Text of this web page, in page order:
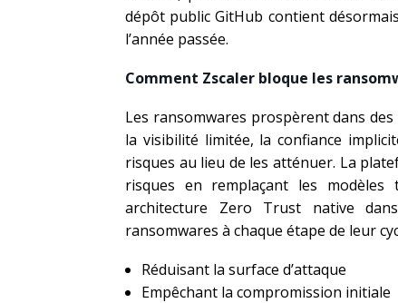
dépôt public GitHub contient
l’année passée.
Comment Zscaler bloque les
Les ransomwares prospèrent dans
la visibilité limitée, la confiance
risques au lieu de les atténuer. La
risques en remplaçant les
architecture Zero Trust native
ransomwares à chaque étape de leur
Réduisant la surface d’attaque
Empêchant la compromission initiale